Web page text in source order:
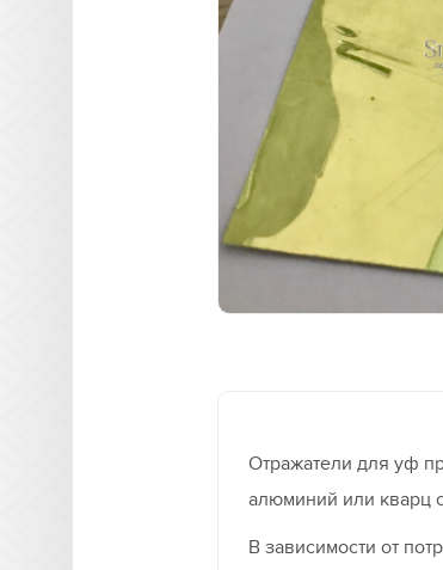
Отражатели для уф
алюминий или кварц
В зависимости от